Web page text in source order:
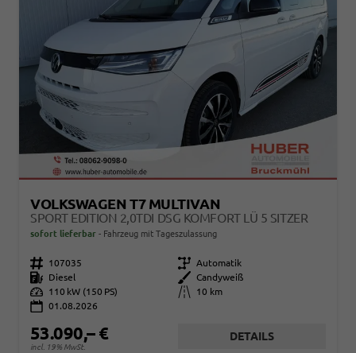
VOLKSWAGEN T7 MULTIVAN
SPORT EDITION 2,0TDI DSG KOMFORT LÜ 5 SITZER
sofort lieferbar Fahrzeug mit Tageszulassung
Fahrzeugnr. 107035 Getriebe Automatik
Kraftstoff
Diesel Außenfarbe
Candyweiß
Leistung
110 kW (150 PS) Kilometerstand
10 km
01.08.2026
53.090,– €
incl. 19% MwSt.
DETAILS